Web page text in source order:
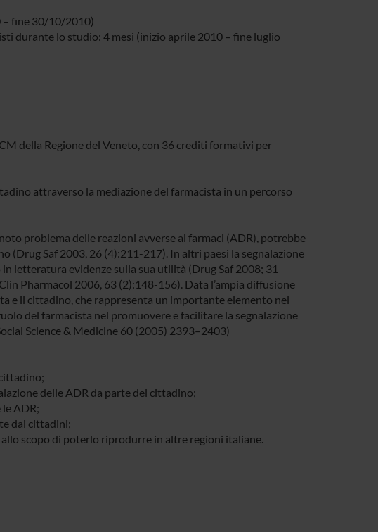
– fine 30/10/2010)
durante lo studio: 4 mesi (inizio aprile 2010 – fine luglio
della Regione del Veneto, con 36 crediti formativi per
attraverso la mediazione del farmacista in un percorso
problema delle reazioni avverse ai farmaci (ADR), potrebbe
(Drug Saf 2003, 26 (4):211-217). In altri paesi la segnalazione
letteratura evidenze sulla sua utilità (Drug Saf 2008; 31
Pharmacol 2006, 63 (2):148-156). Data l’ampia diffusione
e il cittadino, che rappresenta un importante elemento nel
del farmacista nel promuovere e facilitare la segnalazione
Science & Medicine 60 (2005) 2393–2403)
delle ADR da parte del cittadino;
ADR;
dai cittadini;
scopo di poterlo riprodurre in altre regioni italiane.